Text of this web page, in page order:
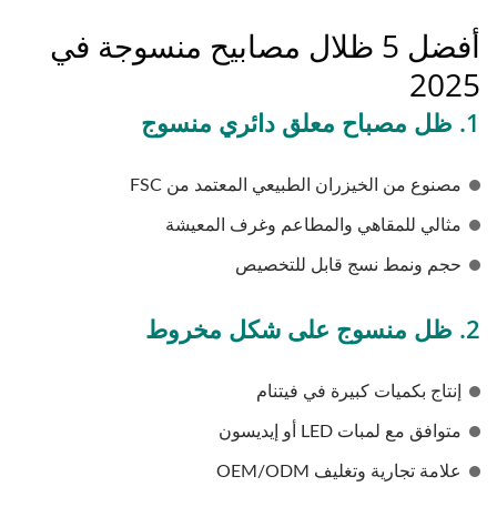
أفضل 5 ظلال مصابيح منسوجة في
2025
1. ظل مصباح معلق دائري منسوج
مصنوع من الخيزران الطبيعي المعتمد من FSC
مثالي للمقاهي والمطاعم وغرف المعيشة
حجم ونمط نسج قابل للتخصيص
2. ظل منسوج على شكل مخروط
إنتاج بكميات كبيرة في فيتنام
متوافق مع لمبات LED أو إيديسون
علامة تجارية وتغليف OEM/ODM